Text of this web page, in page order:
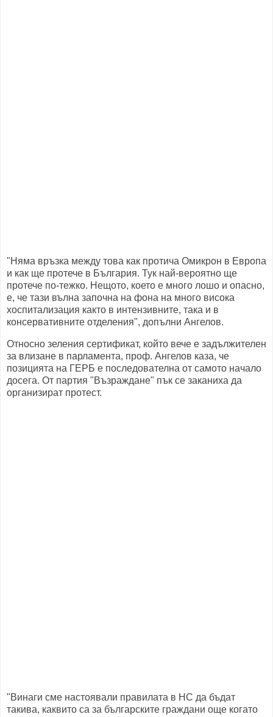
"Няма връзка между това как протича Омикрон в Европа
и как ще протече в България. Тук най-вероятно ще
протече по-тежко. Нещото, което е много лошо и опасно,
е, че тази вълна започна на фона на много висока
хоспитализация както в интензивните, така и в
консервативните отделения", допълни Ангелов.
Относно зеления сертификат, който вече е задължителен
за влизане в парламента, проф. Ангелов каза, че
позицията на ГЕРБ е последователна от самото начало
досега. От партия "Възраждане" пък се заканиха да
организират протест.
"Винаги сме настоявали правилата в НС да бъдат
такива, каквито са за българските граждани още когато